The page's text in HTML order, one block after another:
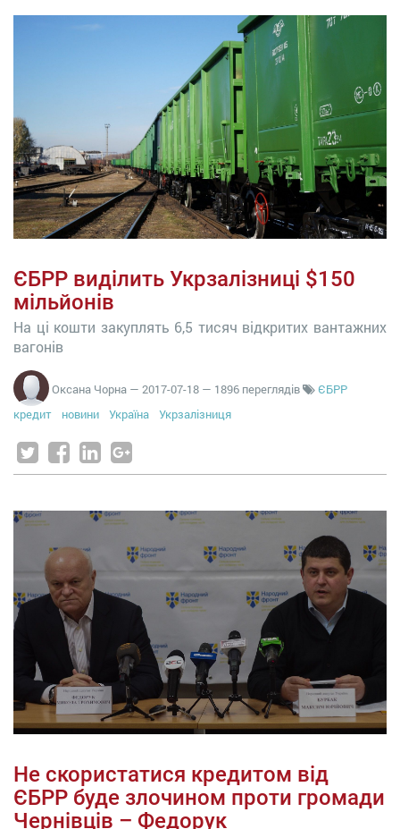
ЄБРР виділить Укрзалізниці $150
мільйонів
На ці кошти закуплять 6,5 тисяч відкритих вантажних
вагонів
Оксана Чорна — 2017-07-18 — 1896 переглядів
ЄБРР
кредит
новини Україна Укрзалізниця
Не скористатися кредитом від
ЄБРР буде злочином проти громади
Чернівців – Федорук